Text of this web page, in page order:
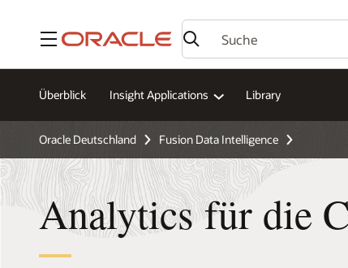
Menü
Überblick Insight Applications Library
Oracle Deutschland Fusion Data Intelligence
Analytics für die